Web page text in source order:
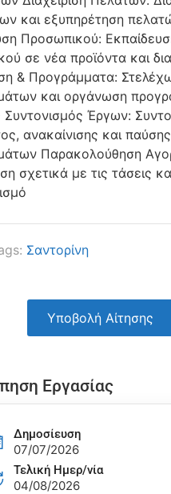
και εξυπηρέτηση
Προσωπικού:
σε νέα προϊόντα και
& Προγράμματα:
και οργάνωση
Συντονισμός Έργων:
ανακαίνισης και παύσης
Παρακολούθηση
σχετικά με τις τάσεις
Σαντορίνη
Υποβολή Αίτησης
Εργασίας
Δημοσίευση
07/07/2026
Τελική Ημερ/νία
04/08/2026